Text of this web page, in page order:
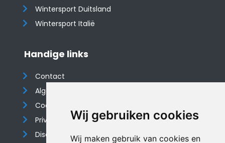
Wij gebruiken cookies
Wij maken gebruik van cookies en
Wintersport Duitsland
Wintersport Italië
Handige links
Contact
Algemene voorwaarden
Cookieverklaring
Privacyverklaring
Disclaimer